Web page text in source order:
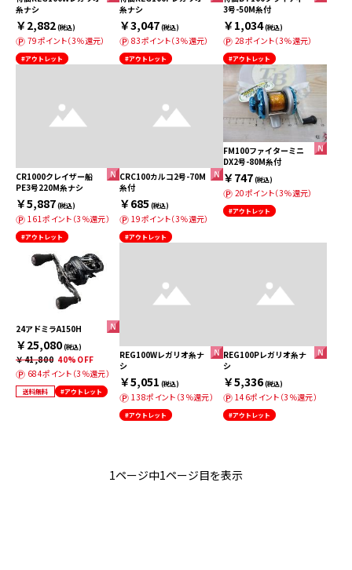
糸ナシ
￥2,882(税込)
79ポイント（3％還元）
#アウトレット
糸ナシ
￥3,047(税込)
83ポイント（3％還元）
#アウトレット
3号-50M糸付
￥1,034(税込)
28ポイント（3％還元）
#アウトレット
CR1000クレイザー船
PE3号220M糸ナシ
￥5,887(税込)
161ポイント（3％還元）
#アウトレット
CRC100カルコ2号-70M
糸付
￥685 (税込)
19ポイント（3％還元）
#アウトレット
FM100ファイターミニ
DX2号-80M糸付
￥747(税込)
20ポイント（3％還元）
#アウトレット
24アドミラA150H
￥25,080(税込)
￥41,800 40%OFF
684ポイント（3％還元）
送料無料 #アウトレット
REG100Wレガリオ糸ナ
シ
￥5,051 (税込)
138ポイント（3％還元）
#アウトレット
REG100Pレガリオ糸ナ
シ
￥5,336(税込)
146ポイント（3％還元）
#アウトレット
1ページ中1ページ目を表示